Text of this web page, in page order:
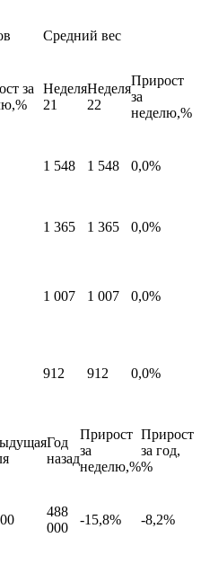
Средний вес
за
Неделя
21
Неделя
22
Прирост
за
неделю,%
1 548 1 548 0,0%
1 365 1 365 0,0%
1 007 1 007 0,0%
912 912 0,0%
Год
назад
Прирост
за
неделю,%
Прирост
за год,
%
488
000
-15,8% -8,2%